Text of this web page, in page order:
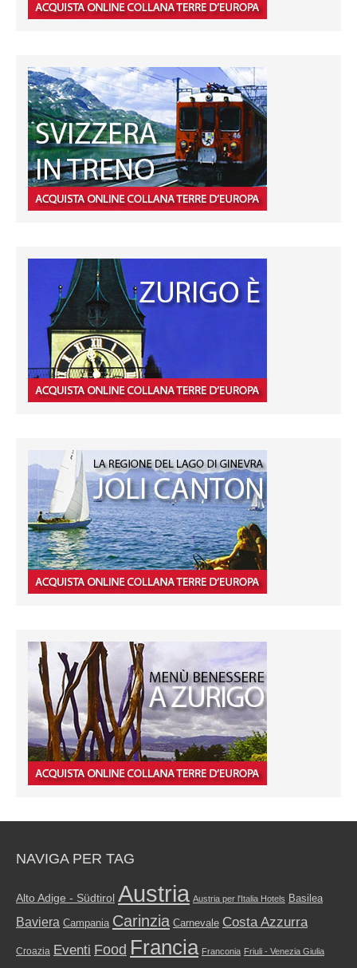
NAVIGA PER TAG
Alto Adige - Südtirol Austria Austria per l'Italia Hotels Basilea
Baviera Campania Carinzia Carnevale Costa Azzurra
Croazia Eventi Food Francia Franconia Friuli - Venezia Giulia